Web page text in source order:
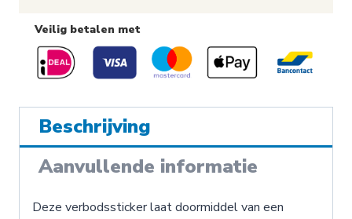
Veilig betalen met
Beschrijving
Aanvullende informatie
Deze verbodssticker laat doormiddel van een